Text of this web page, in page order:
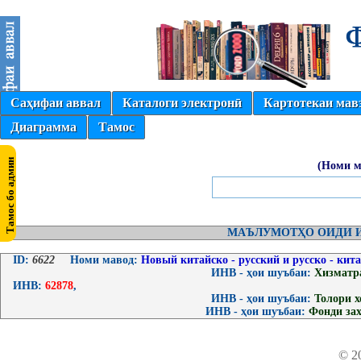
Саҳифаи аввал Каталоги электронӣ
Картотекаи
Диаграмма
Тамос
(Номи
МАЪЛУМОТҲО ОИДИ
ID: 6622 Номи мавод: Новый китайско - русский и русско -
ИНВ - ҳои шуъбаи:
ИНВ: 62878,
ИНВ - ҳои шуъбаи: Толори
ИНВ - ҳои шуъбаи: Фонди
©